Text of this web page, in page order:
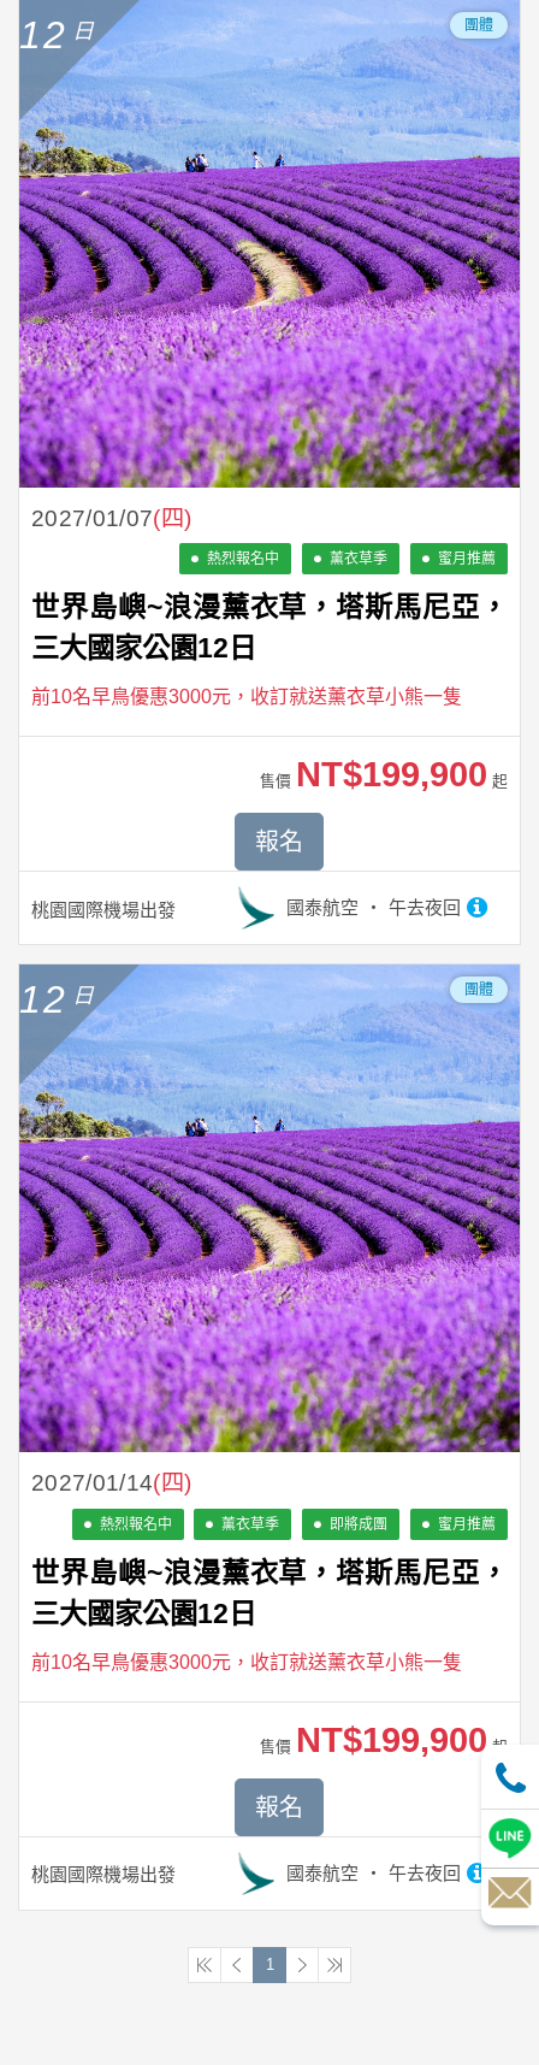
12 團體
2027/01/07(四)
熱烈報名中 薰衣草季 蜜月推薦
世界島嶼~浪漫薰衣草，塔斯馬尼亞，
三大國家公園12日
前10名早鳥優惠3000元，收訂就送薰衣草小熊一隻
桃園國際機場出發 國泰航空 午去夜回
售價 NT$199,900 起
報名
12 團體
2027/01/14(四)
熱烈報名中 薰衣草季 即將成團 蜜月推薦
世界島嶼~浪漫薰衣草，塔斯馬尼亞，
三大國家公園12日
前10名早鳥優惠3000元，收訂就送薰衣草小熊一隻
桃園國際機場出發 國泰航空 午去夜回
售價 NT$199,900 起
報名
1